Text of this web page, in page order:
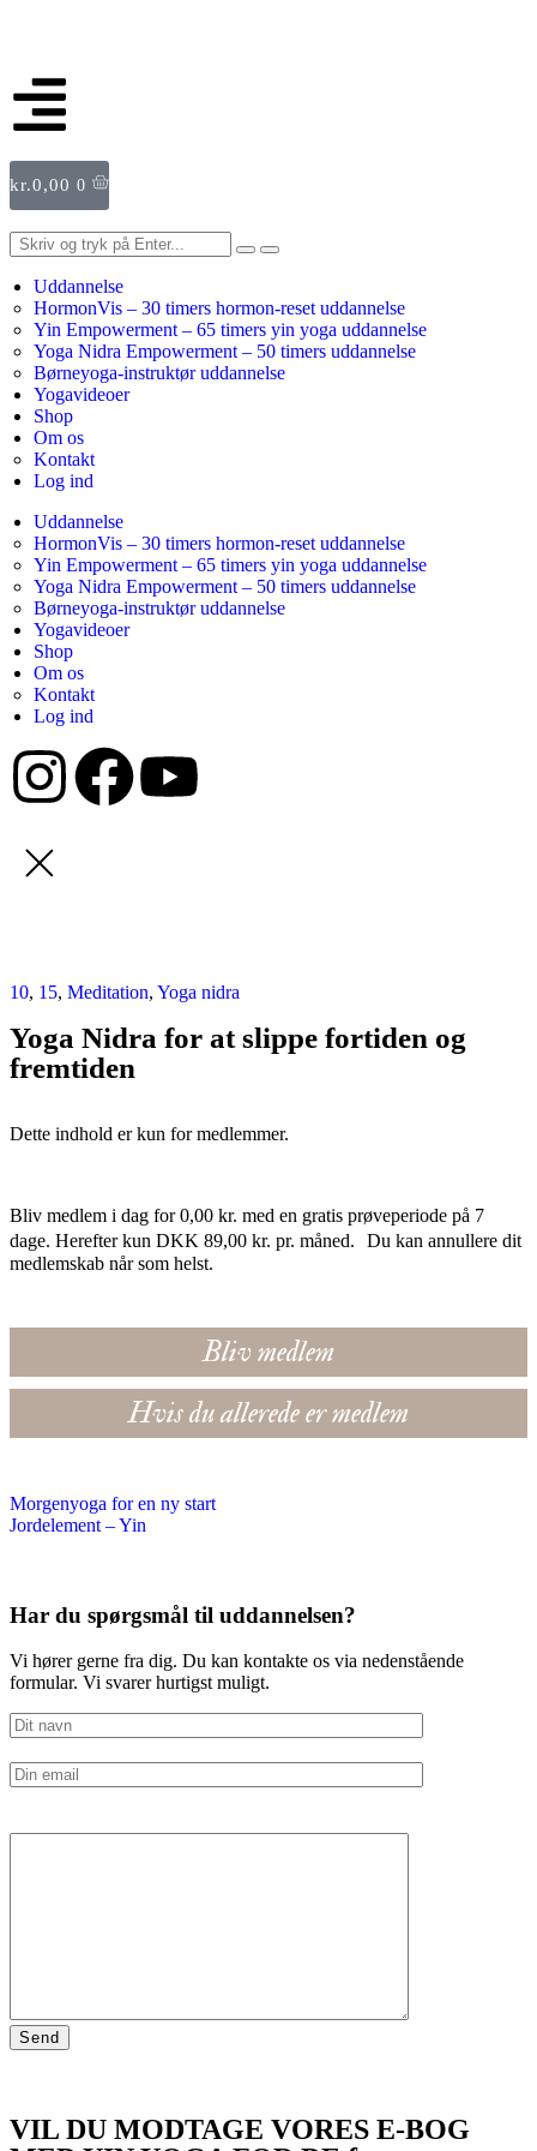
kr.0,00 0
Uddannelse
HormonVis – 30 timers hormon-reset uddannelse
Yin Empowerment – 65 timers yin yoga uddannelse
Yoga Nidra Empowerment – 50 timers uddannelse
Børneyoga-instruktør uddannelse
Yogavideoer
Shop
Om os
Kontakt
Log ind
Uddannelse
HormonVis – 30 timers hormon-reset uddannelse
Yin Empowerment – 65 timers yin yoga uddannelse
Yoga Nidra Empowerment – 50 timers uddannelse
Børneyoga-instruktør uddannelse
Yogavideoer
Shop
Om os
Kontakt
Log ind
10, 15, Meditation, Yoga nidra
Yoga Nidra for at slippe fortiden og
fremtiden
Dette indhold er kun for medlemmer.
Bliv medlem i dag for 0,00 kr. med en gratis prøveperiode på 7
dage. Herefter kun DKK 89,00 kr. pr. måned. Du kan annullere dit
medlemskab når som helst.
Bliv medlem
Hvis du allerede er medlem
Morgenyoga for en ny start
Jordelement – Yin
Har du spørgsmål til uddannelsen?
Vi hører gerne fra dig. Du kan kontakte os via nedenstående
formular. Vi svarer hurtigst muligt.
VIL DU MODTAGE VORES E-BOG